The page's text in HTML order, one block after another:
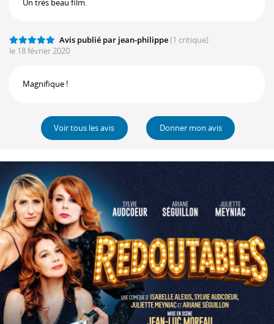
Un très beau film.
Avis publié par jean-philippe(1 critique)
le 18 février 2020
Magnifique !
Voir tous les avis Donner mon avis